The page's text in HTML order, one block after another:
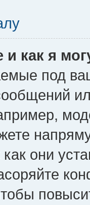
и как я
под
они